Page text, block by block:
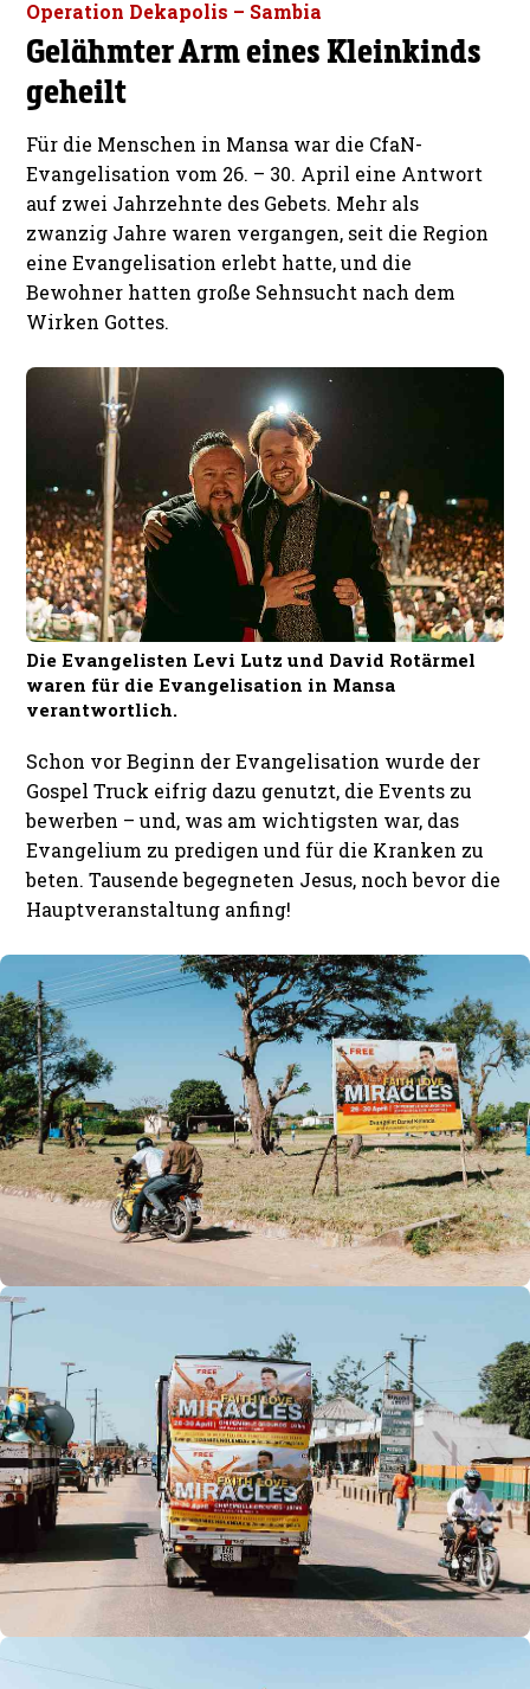
Operation Dekapolis – Sambia
Gelähmter Arm eines Kleinkinds
geheilt
Für die Menschen in Mansa war die CfaN-
Evangelisation vom 26. – 30. April eine Antwort
auf zwei Jahrzehnte des Gebets. Mehr als
zwanzig Jahre waren vergangen, seit die Region
eine Evangelisation erlebt hatte, und die
Bewohner hatten große Sehnsucht nach dem
Wirken Gottes.
Die Evangelisten Levi Lutz und David Rotärmel
waren für die Evangelisation in Mansa
verantwortlich.
Schon vor Beginn der Evangelisation wurde der
Gospel Truck eifrig dazu genutzt, die Events zu
bewerben – und, was am wichtigsten war, das
Evangelium zu predigen und für die Kranken zu
beten. Tausende begegneten Jesus, noch bevor die
Hauptveranstaltung anfing!